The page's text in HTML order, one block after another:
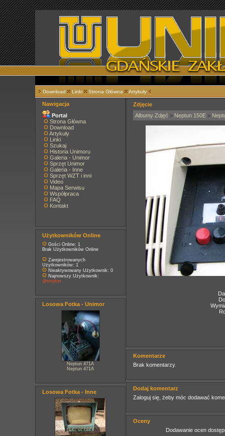
Download Linki Strona Główna Artykuły
Nawigacja
Portal
Strona Główna
Download
Artykuły
Linki
Szukaj
Historia Unimoru
Galeria - Unimor
Sprzęt Unimor
Galeria - Inne
Sprzęt WZT i inni
Video
Mapa Serwisu
Współpraca
FAQ
Kontakt
Użytkowników Online
Gości Online: 1
Brak Użytkowników Online
Zarejestrowanych
Użytkowników: 1
Nieaktywowany Użytkownik: 0
Najnowszy Użytkownik:
@stryker
Losowa Fotka - Unimor
Neptun 471A
Neptun 471A
Losowa Fotka - Inne
Zdjęcie
Albumy Zdjęć > Neptun 150E >
Komentarze
Brak komentarzy.
Dodaj komentarz
Zaloguj się, żeby móc dodawać
Oceny
Dodawanie ocen